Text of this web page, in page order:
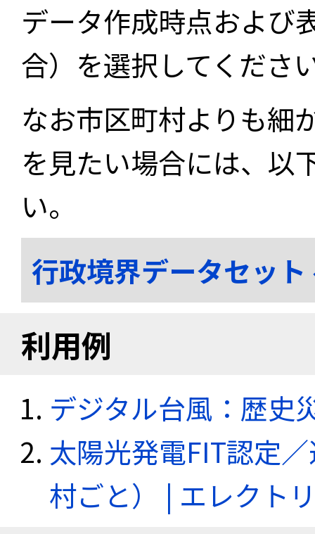
データ作成時点および
合）を選択してくださ
なお市区町村よりも細
を見たい場合には、以
い。
行政境界データセッ
利用例
デジタル台風：歴史
太陽光発電FIT認定
村ごと） | エレクト